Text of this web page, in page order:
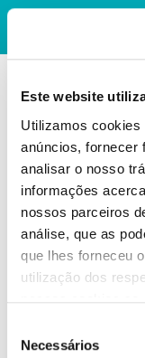
Este website
Utilizamos cookies
anúncios, fornecer
analisar o nosso
informações
nossos parceiros
análise, que as
que lhes forneceu
utilização dos
Necessários